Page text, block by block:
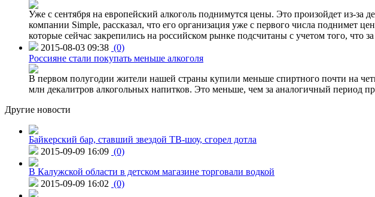
Уже с сентября на европейский алкоголь поднимутся цены. Это произойдет из-за
компании Simple, рассказал, что его организация уже с первого числа поднимет
которые сейчас закрепились на российском рынке подсчитаны с учетом того, что
2015-08-03 09:38 (0)
Россияне стали покупать меньше алкоголя
В первом полугодии жители нашей страны купили меньше спиртного почти на
млн декалитров алкогольных напитков. Это меньше, чем за аналогичный период
Другие новости
Байкерский бар, ставший звездой ТВ-шоу, сгорел дотла
2015-09-09 16:09 (0)
В Калужской области в детском магазине торговали водкой
2015-09-09 16:02 (0)